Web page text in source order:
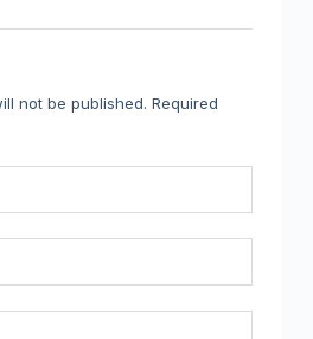
not be published. Required